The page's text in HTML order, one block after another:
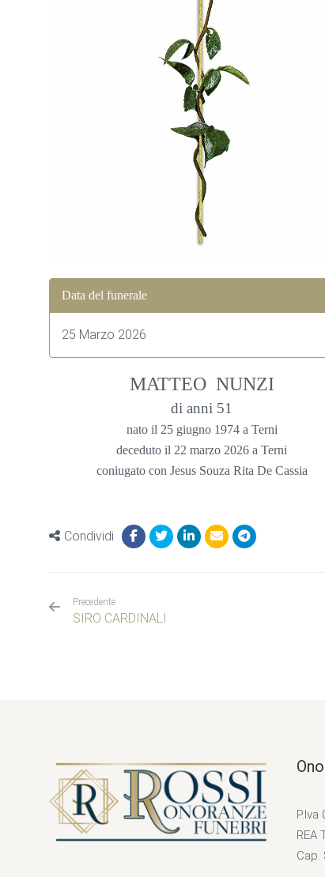
Data del funerale
25 Marzo 2026
MATTEO NUNZI
di anni 51
nato il 25 giugno 1974 a Terni
deceduto il 22 marzo 2026 a Terni
coniugato con Jesus Souza Rita De Cassia
Condividi
Precedente
SIRO CARDINALI
P.Iva
REA
Cap.